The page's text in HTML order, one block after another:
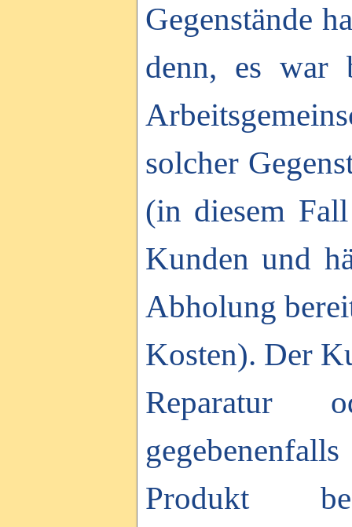
Gegenstände
denn, es war
solcher
(in diesem
Kunden und
Abholung
Kosten). Der
Reparatur
Produkt